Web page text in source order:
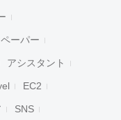
ーパー
アシスタント
EC2
SNS